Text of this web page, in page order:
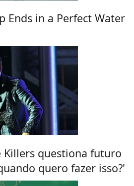
Ends in a Perfect Water
Killers questiona futuro
quero fazer isso?'